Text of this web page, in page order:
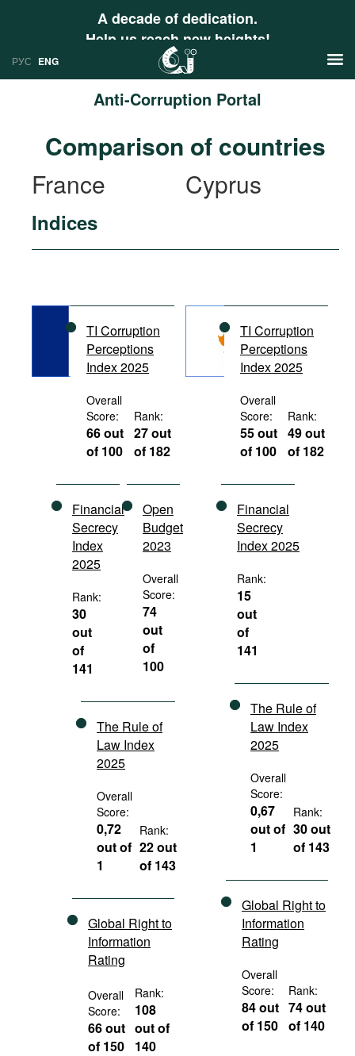
A decade of dedication.
Help us reach new heights!
РУС ENG
Anti-Corruption Portal
Research
Countries
International Organizations
Documents
Movies
Podcasts
Bookshelf
Comparison of countries
France
Cyprus
Indices
TI Corruption
Perceptions
Index 2025
Overall
Score:
66 out
of 100
Rank:
27 out
of 182
Financial
Secrecy
Index
2025
Rank:
30
out
of
141
Open
Budget
2023
Overall
Score:
74
out
of
100
The Rule of
Law Index
2025
Overall
Score:
0,72
out of
1
Rank:
22 out
of 143
Global Right to
Information
Rating
Overall
Score:
66 out
of 150
Rank:
108
out of
140
TI Corruption
Perceptions
Index 2025
Overall
Score:
55 out
of 100
Rank:
49 out
of 182
Financial
Secrecy
Index 2025
Rank:
15
out
of
141
The Rule of
Law Index
2025
Overall
Score:
0,67
out of
1
Rank:
30 out
of 143
Global Right to
Information
Rating
Overall
Score:
84 out
of 150
Rank:
74 out
of 140